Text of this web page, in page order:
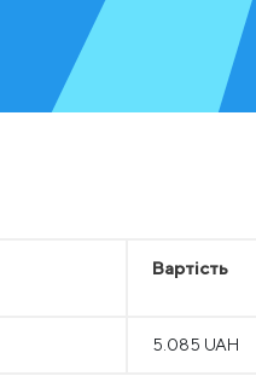
Вартість
5.085 UAH